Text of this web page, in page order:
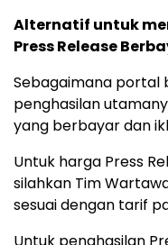
Alternatif untuk
Press Release
Sebagaimana portal
penghasilan
yang berbayar dan
Untuk harga Press
silahkan Tim
sesuai dengan tarif